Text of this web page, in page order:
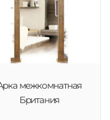
межкомнатная
Британия